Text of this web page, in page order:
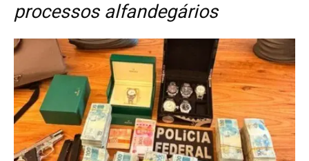
processos alfandegários